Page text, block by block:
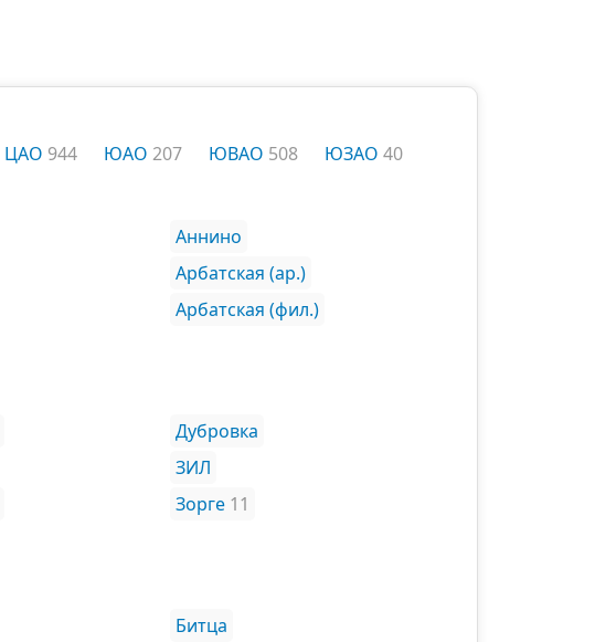
ЦАО 944 ЮАО 207 ЮВАО 508 ЮЗАО 40
Аннино
Арбатская (ар.)
Арбатская (фил.)
Дубровка
ЗИЛ
Зорге 11
Битца